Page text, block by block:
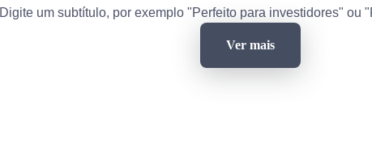
Digite um subtítulo, por exemplo "Perfeito para investidores" ou
Ver mais